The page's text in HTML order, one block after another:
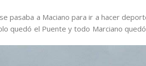
pasaba a Maciano para ir a hacer
quedó el Puente y todo Marciano